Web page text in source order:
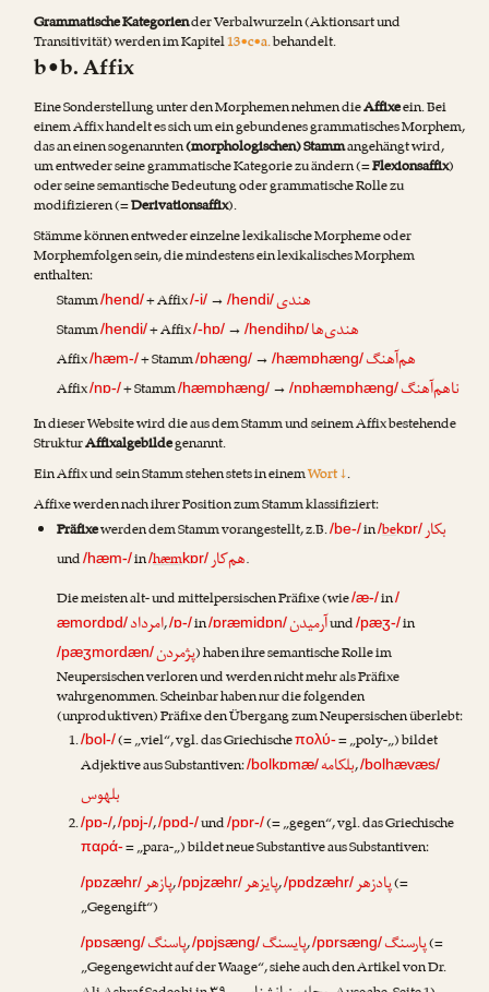
Grammatische Kategoriender Verbalwurzeln (Aktionsart und
Transitivität) werden im Kapitel13•c•a.behandelt.
b•b. Affix
Eine Sonderstellung unter den Morphemen nehmen dieAffixeein. Bei
einem Affix handelt es sich um ein gebundenes grammatisches Morphem,
das an einen sogenannten(morphologischen) Stammangehängt wird,
um entweder seine grammatische Kategorie zu ändern (=Flexionsaffix)
oder seine semantische Bedeutung oder grammatische Rolle zu
modifizieren (=Derivationsaffix).
Stämme können entweder einzelne lexikalische Morpheme oder
Morphemfolgen sein, die mindestens ein lexikalisches Morphem
enthalten:
Stamm/hend/+ Affix/-i/ →/hendi/هندی
Stamm/hendi/+ Affix/-hɒ/ →/hendihɒ/هندی‌ها
Affix/hæm-/+ Stamm/ɒhæng/ →/hæmɒhæng/هم‌آهنگ
Affix/nɒ-/+ Stamm/hæmɒhæng/ →/nɒhæmɒhæng/ناهم‌آهنگ
In dieser Website wird die aus dem Stamm und seinem Affix bestehende
StrukturAffixalgebildegenannt.
Ein Affix und sein Stamm stehen stets in einemWort ↓.
Affixe werden nach ihrer Position zum Stamm klassifiziert:
Präfixewerden dem Stamm vorangestellt, z.B./be-/in/bekɒr/بکار
und/hæm-/in/hæmkɒr/هم‌کار.
Die meisten alt- und mittelpersischen Präfixe (wie/æ-/in/
æmordɒd/امرداد,/ɒ-/in/ɒræmidɒn/آرمیدنund/pæʒ-/in
/pæʒmordæn/پژمردن) haben ihre semantische Rolle im
Neupersischen verloren und werden nicht mehr als Präfixe
wahrgenommen. Scheinbar haben nur die folgenden
(unproduktiven) Präfixe den Übergang zum Neupersischen überlebt:
/bol-/(= „viel“, vgl. das Griechischeπολύ-= „poly-„) bildet
Adjektive aus Substantiven:/bolkɒmæ/بلکامه,/bolhævæs/
بلهوس
/pɒ-/,/pɒj-/,/pɒd-/und/pɒr-/(= „gegen“, vgl. das Griechische
παρά-= „para-„) bildet neue Substantive aus Substantiven:
/pɒzæhr/پازهر,/pɒjzæhr/پایزهر,/pɒdzæhr/پادزهر(=
„Gegengift“)
/pɒsæng/پاسنگ,/pɒjsæng/پایسنگ,/pɒrsæng/پارسنگ(=
„Gegengewicht auf der Waage“, siehe auch den Artikel vonDr.